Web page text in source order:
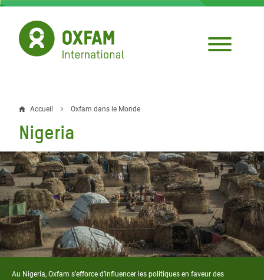
Aller
contenu
principal
Fil
d'Ariane
Accueil Oxfam dans le Monde
Nigeria
Au Nigeria, Oxfam s’efforce d’influencer les politiques en faveur des